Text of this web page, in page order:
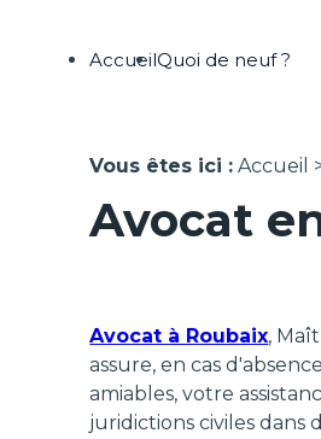
AccueilQuoi de neuf ?
Vous êtes ici : Accueil
Avocat
Avocat à Roubaix,
assure, en cas
amiables, votre
juridictions civiles dans